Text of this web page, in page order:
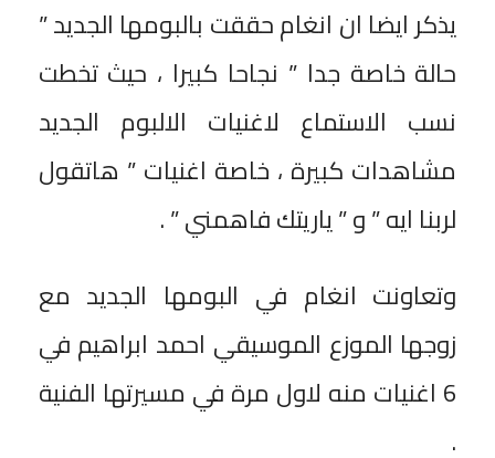
يذكر ايضا ان انغام حققت بالبومها الجديد ”
حالة خاصة جدا ” نجاحا كبيرا ، حيث تخطت
نسب الاستماع لاغنيات الالبوم الجديد
مشاهدات كبيرة ، خاصة اغنيات ” هاتقول
لربنا ايه ” و ” ياريتك فاهمني ” .
وتعاونت انغام في البومها الجديد مع
زوجها الموزع الموسيقي احمد ابراهيم في
6 اغنيات منه لاول مرة في مسيرتها الفنية
.